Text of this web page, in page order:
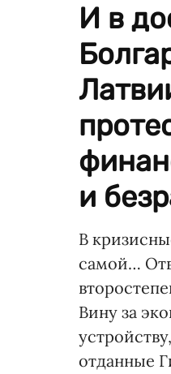
И в
и
В
самой…
Вину за
отданные